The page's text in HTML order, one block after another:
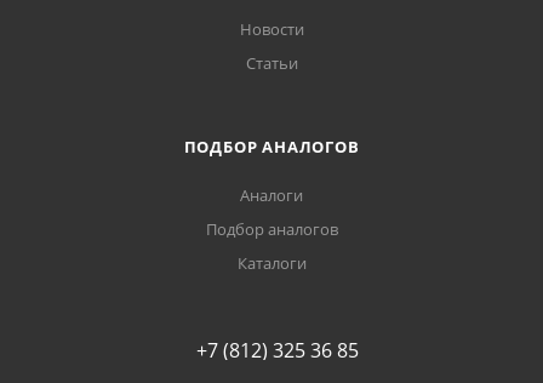
Новости
Статьи
ПОДБОР АНАЛОГОВ
Аналоги
Подбор аналогов
Каталоги
+7 (812) 325 36 85